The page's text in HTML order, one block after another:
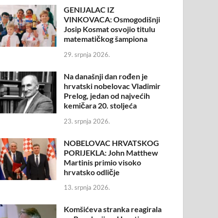
GENIJALAC IZ
VINKOVACA: Osmogodišnji
Josip Kosmat osvojio titulu
matematičkog šampiona
29. srpnja 2026.
Na današnji dan rođen je
hrvatski nobelovac Vladimir
Prelog, jedan od najvećih
kemičara 20. stoljeća
23. srpnja 2026.
NOBELOVAC HRVATSKOG
PORIJEKLA: John Matthew
Martinis primio visoko
hrvatsko odličje
13. srpnja 2026.
Komšićeva stranka reagirala